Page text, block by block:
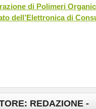
di Polimeri
dell’Elettronica di
REDAZIONE -